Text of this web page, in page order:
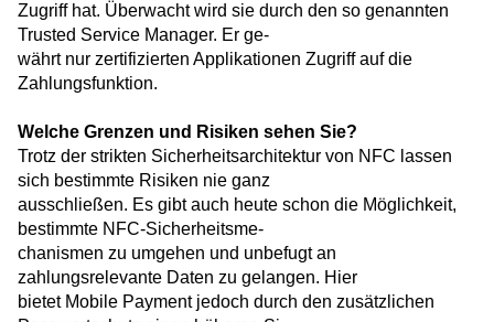
Zugriff hat. Überwacht wird sie durch den so genannten
Trusted Service Manager. Er ge-
währt nur zertifizierten Applikationen Zugriff auf die
Zahlungsfunktion.
Welche Grenzen und Risiken sehen Sie?
Trotz der strikten Sicherheitsarchitektur von NFC lassen
sich bestimmte Risiken nie ganz
ausschließen. Es gibt auch heute schon die Möglichkeit,
bestimmte NFC-Sicherheitsme-
chanismen zu umgehen und unbefugt an
zahlungsrelevante Daten zu gelangen. Hier
bietet Mobile Payment jedoch durch den zusätzlichen